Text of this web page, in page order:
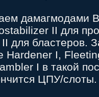
дамагмодами
II для
для бластеров.
Hardener I,
I в такой
ЦПУ/слоты.